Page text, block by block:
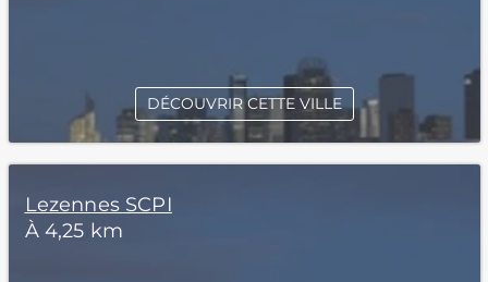
DÉCOUVRIR CETTE VILLE
Lezennes SCPI
À 4,25 km